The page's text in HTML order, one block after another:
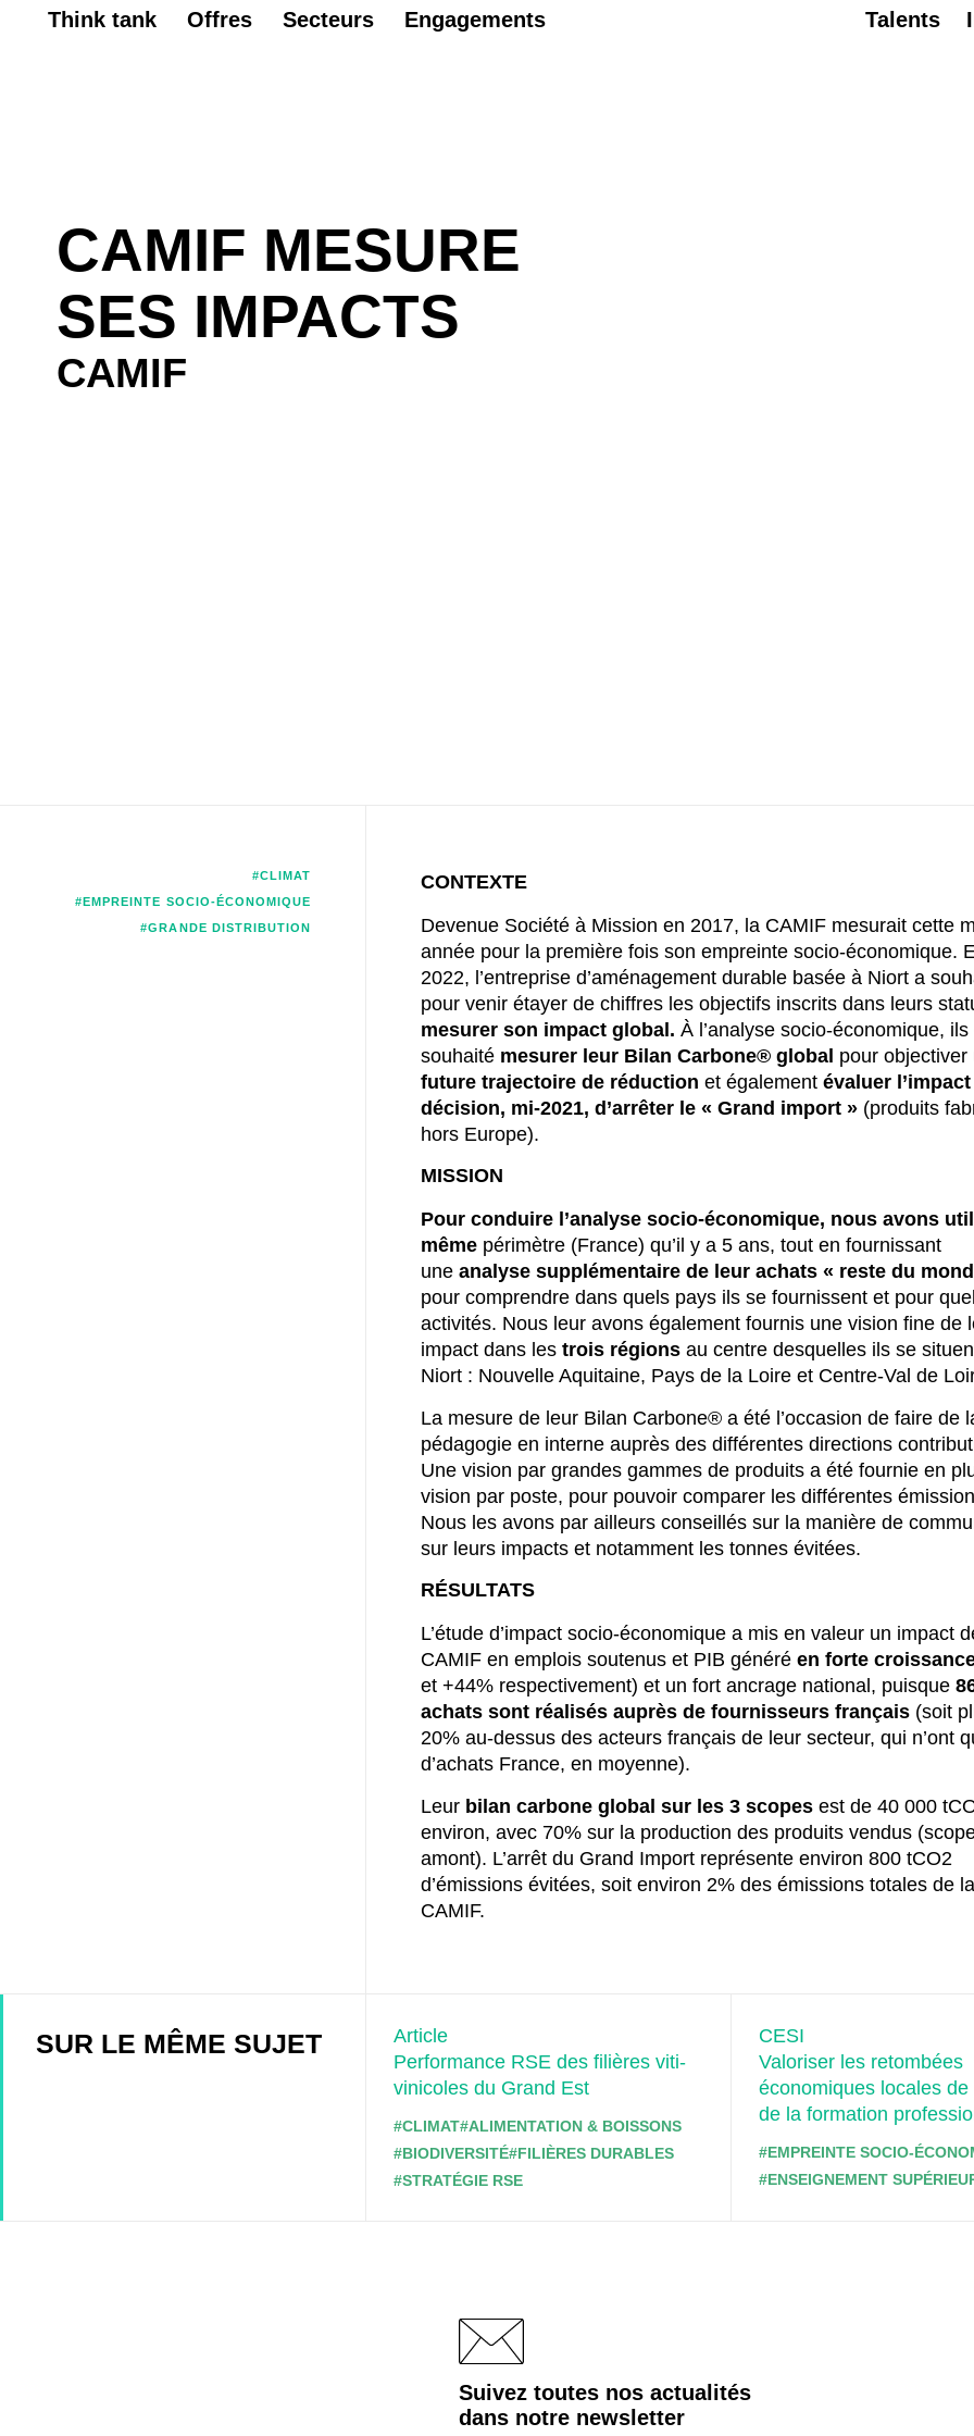
Think tank Offres Secteurs Engagements Talents
CAMIF MESURE
SES IMPACTS
CAMIF
#CLIMAT
#EMPREINTE SOCIO-ÉCONOMIQUE
#GRANDE DISTRIBUTION
CONTEXTE
Devenue Société à Mission en 2017, la CAMIF mesurait cette
année pour la première fois son empreinte socio-économique.
2022, l’entreprise d’aménagement durable basée à Niort a
pour venir étayer de chiffres les objectifs inscrits dans leurs
mesurer son impact global. À l’analyse socio-économique, ils
souhaité mesurer leur Bilan Carbone® global pour objectiver
future trajectoire de réduction et également évaluer
décision, mi-2021, d’arrêter le « Grand import » (produits
hors Europe).
MISSION
Pour conduire l’analyse socio-économique, nous avons
même périmètre (France) qu’il y a 5 ans, tout en fournissant
une analyse supplémentaire de leur achats « reste du
pour comprendre dans quels pays ils se fournissent et pour
activités. Nous leur avons également fournis une vision fine de
impact dans les trois régions au centre desquelles ils se
Niort : Nouvelle Aquitaine, Pays de la Loire et Centre-Val de
La mesure de leur Bilan Carbone® a été l’occasion de faire de
pédagogie en interne auprès des différentes directions
Une vision par grandes gammes de produits a été fournie en
vision par poste, pour pouvoir comparer les différentes
Nous les avons par ailleurs conseillés sur la manière de
sur leurs impacts et notamment les tonnes évitées.
RÉSULTATS
L’étude d’impact socio-économique a mis en valeur un impact
CAMIF en emplois soutenus et PIB généré en forte
et +44% respectivement) et un fort ancrage national, puisque
achats sont réalisés auprès de fournisseurs français (soit
20% au-dessus des acteurs français de leur secteur, qui n’ont
d’achats France, en moyenne).
Leur bilan carbone global sur les 3 scopes est de 40 000
environ, avec 70% sur la production des produits vendus
amont). L’arrêt du Grand Import représente environ 800 tCO2
d’émissions évitées, soit environ 2% des émissions totales de la
CAMIF.
SUR LE MÊME SUJET
Article
Performance RSE des filières viti-
vinicoles du Grand Est
#CLIMAT#ALIMENTATION & BOISSONS
#BIODIVERSITÉ#FILIÈRES DURABLES
#STRATÉGIE RSE
CESI
Valoriser les retombées
économiques locales de
de la formation
#EMPREINTE SOCIO-
#ENSEIGNEMENT
Suivez toutes nos actualités
dans notre newsletter